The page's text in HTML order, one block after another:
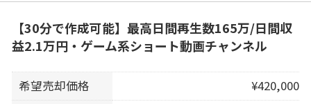
【30分で作成可能】最高日間再生数165万/日間収
益2.1万円・ゲーム系ショート動画チャンネル
希望売却価格
¥420,000